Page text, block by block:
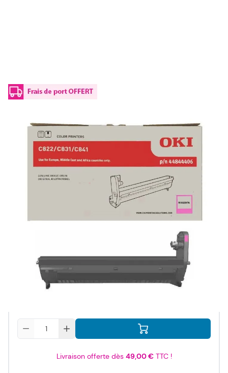
magenta
44844406
Capacité en pages (à 5%) :
30000
44844406 OKI - magenta - kit tambour magenta de marque
261,00 €
217,50 € HT
Livraison offerte dès 49,00 €TTC !